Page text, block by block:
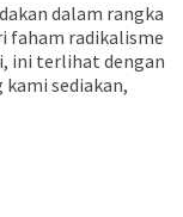
dalam rangka
faham radikalisme
ini terlihat dengan
sediakan,